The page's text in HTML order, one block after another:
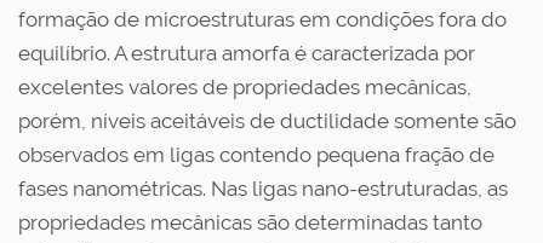
formação de microestruturas em condições fora do
equilíbrio. A estrutura amorfa é caracterizada por
excelentes valores de propriedades mecânicas,
porém, níveis aceitáveis de ductilidade somente são
observados em ligas contendo pequena fração de
fases nanométricas. Nas ligas nano-estruturadas, as
propriedades mecânicas são determinadas tanto